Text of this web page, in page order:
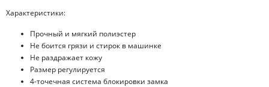
Характеристики:
Прочный и мягкий полиэстер
Не боится грязи и стирок в машинке
Не раздражает кожу
Размер регулируется
4-точечная система блокировки замка